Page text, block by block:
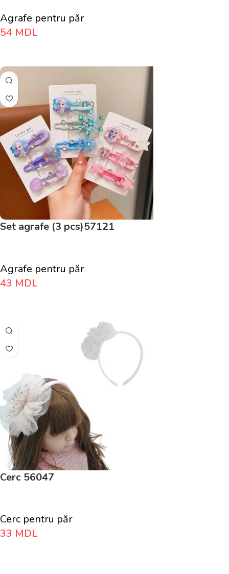
Agrafe pentru păr
54 MDL
Set agrafe (3 pcs)57121
Agrafe pentru păr
43 MDL
Cerc 56047
Cerc pentru păr
33 MDL